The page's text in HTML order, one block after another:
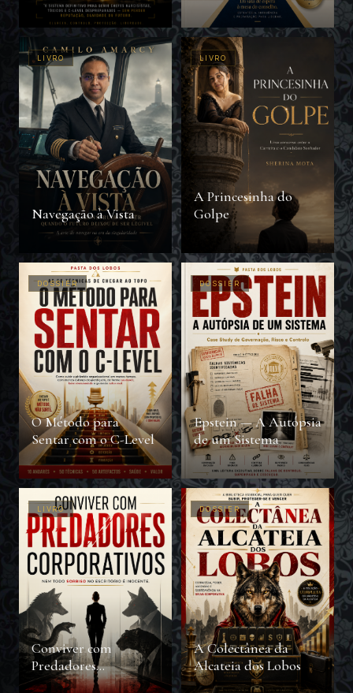
com IA Moderno
LIVRO
Navegação à Vista
LIVRO
A Princesinha do
Golpe
DOSSIER
O Método para
Sentar com o C-Level
DOSSIER
Epstein — A Autópsia
de um Sistema
LIVRO
Conviver com
Predadores
Corporativos
DOSSIER
A Colectânea da
Alcateia dos Lobos